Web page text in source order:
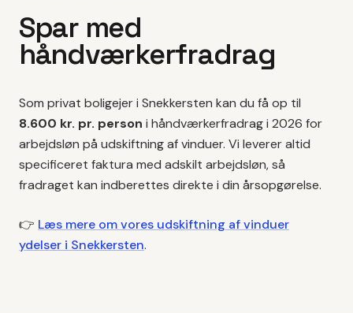
Spar med
håndværkerfradrag
Som privat boligejer i Snekkersten kan du få op til
8.600 kr. pr. person i håndværkerfradrag i 2026 for
arbejdsløn på udskiftning af vinduer. Vi leverer altid
specificeret faktura med adskilt arbejdsløn, så
fradraget kan indberettes direkte i din årsopgørelse.
👉 Læs mere om vores udskiftning af vinduer
ydelser i Snekkersten.